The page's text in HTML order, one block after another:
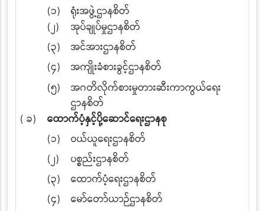
(၁)
ရုံးအဖွဲ့ဌာနစိတ်
(၂)
အုပ်ချုပ်မှုဌာနစိတ်
(၃)
အင်အားဌာနစိတ်
(၄)
အကျိုးခံစားခွင့်ဌာနစိတ်
(၅)
အဂတိလိုက်စားမှုတားဆီးကာကွယ်ရေး
ဌာနစိတ်
( ခ)
ထောက်ပံ့နှင့်ပို့ဆောင်ရေးဌာနစု
(၁)
ဝယ်ယူရေးဌာနစိတ်
(၂)
ပစ္စည်းဌာနစိတ်
(၃)
ထောက်ပံ့ရေးဌာနစိတ်
(၄)
မော်တော်ယာဉ်ဌာနစိတ်